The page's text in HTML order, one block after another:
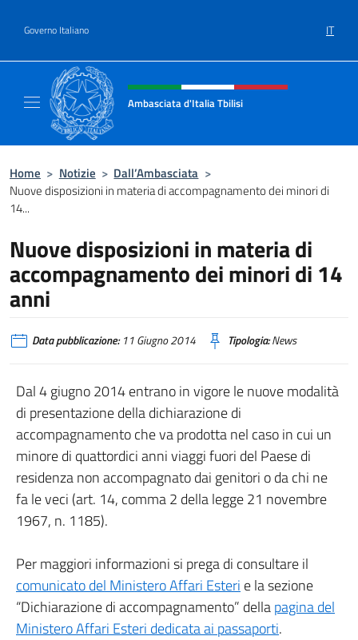
Governo Italiano IT
Intestazione sito, social e menù
Ambasciata d'Italia Tbilisi
Home > Notizie > Dall’Ambasciata >
Nuove disposizioni in materia di accompagnamento dei minori di
14...
Nuove disposizioni in materia di
accompagnamento dei minori di 14
anni
Data pubblicazione:11 Giugno 2014 Tipologia:News
Dal 4 giugno 2014 entrano in vigore le nuove modalità
di presentazione della dichiarazione di
accompagnamento che va prodotta nel caso in cui un
minore di quattordici anni viaggi fuori del Paese di
residenza non accompagnato dai genitori o da chi ne
fa le veci (art. 14, comma 2 della legge 21 novembre
1967, n. 1185).
Per maggiori informazioni si prega di consultare il
comunicato del Ministero Affari Esteri e la sezione
“Dichiarazione di accompagnamento” dellapagina del
Ministero Affari Esteri dedicata ai passaporti.